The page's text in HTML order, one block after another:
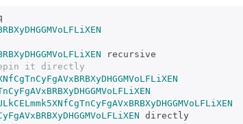
it directly
directly